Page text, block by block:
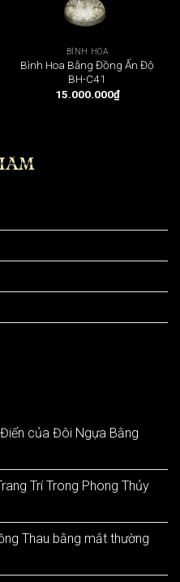
BÌNH HOA
Bình Hoa Bằng Đồng Ấn Độ
BH-C41
15.000.000₫
của Đôi Ngựa Bằng
Trí Trong Phong Thủy
Thau bằng mắt thường